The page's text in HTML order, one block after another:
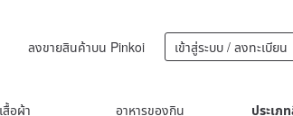
ลงขายสินค้าบน Pinkoi เข้าสู่ระบบ / ลงทะเบียน
เสื้อผ้า อาหารของกิน ประเภ